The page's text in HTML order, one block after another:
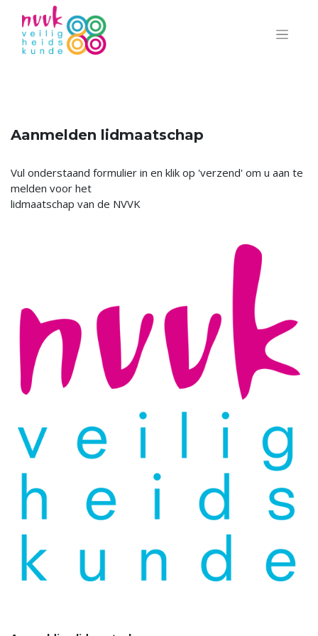
Aanmelden lidmaatschap
Vul onderstaand formulier in en klik op 'verzend' om u aan te
melden voor het
lidmaatschap van de NVVK